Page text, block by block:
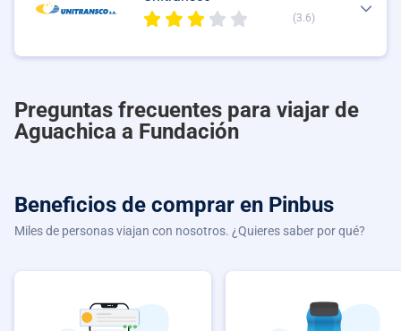
(3.6)
Preguntas frecuentes para viajar de
Aguachica a Fundación
Beneficios de comprar en Pinbus
Miles de personas viajan con nosotros. ¿Quieres saber por qué?